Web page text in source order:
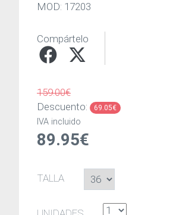
MOD: 17203
Compártelo
159.00€
Descuento:
69.05€
IVA incluido
89.95€
TALLA